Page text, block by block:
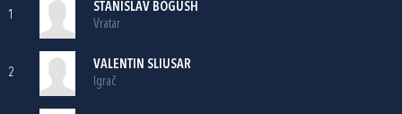
1
STANISLAV BOGUSH
Vratar
2
VALENTIN SLIUSAR
Igrač